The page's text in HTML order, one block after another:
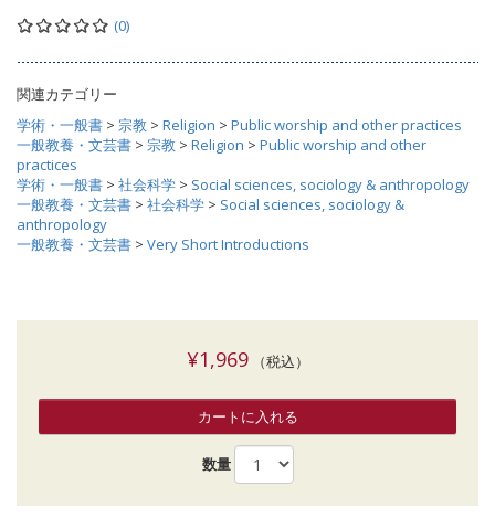
(0)
関連カテゴリー
学術・一般書 > 宗教 > Religion > Public worship and other practices
一般教養・文芸書 > 宗教 > Religion > Public worship and other
practices
学術・一般書 > 社会科学 > Social sciences, sociology & anthropology
一般教養・文芸書 > 社会科学 > Social sciences, sociology &
anthropology
一般教養・文芸書 > Very Short Introductions
¥1,969（税込）
カートに入れる
数量